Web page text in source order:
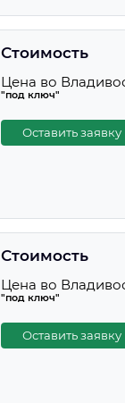
Стоимость
Цена во
"под ключ"
Оставить заявку
Стоимость
Цена во
"под ключ"
Оставить заявку